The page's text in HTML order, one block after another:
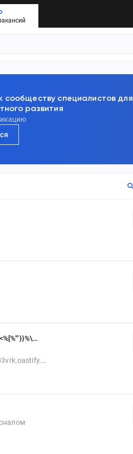
сообществу специалистов для
развития